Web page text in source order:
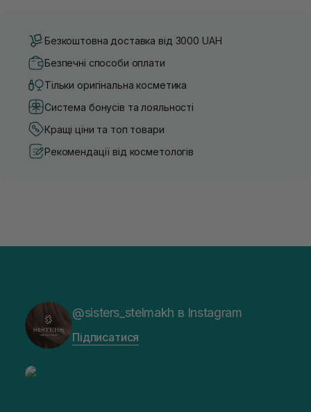
Безкоштовна доставка від 3000 UAH
Безпечні способи оплати
Тільки оригінальна косметика
Система бонусів та лояльності
Кращі ціни та топ товари
Рекомендації від косметологів
@sisters_stelmakh в Instagram
Підписатися